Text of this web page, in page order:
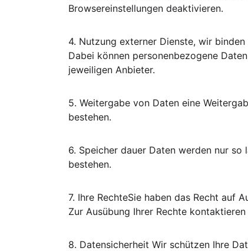
Browsereinstellungen deaktivieren.
4.⁠ ⁠Nutzung externer Dienste, wir
Dabei können personenbezogene
jeweiligen Anbieter.
5.⁠ ⁠Weitergabe von Daten eine
bestehen.
6.⁠ ⁠Speicher dauer Daten werden nur
bestehen.
7.⁠ ⁠Ihre RechteSie haben das Recht auf
Zur Ausübung Ihrer Rechte
8.⁠ ⁠Datensicherheit Wir schützen Ihre